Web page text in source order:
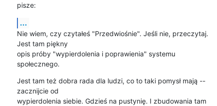
pisze:
...
Nie wiem, czy czytałeś "Przedwiośnie". Jeśli nie, przeczytaj.
Jest tam piękny
opis próby "wypierdolenia i poprawienia" systemu
społecznego.
Jest tam też dobra rada dla ludzi, co to taki pomysł mają --
zacznijcie od
wypierdolenia siebie. Gdzieś na pustynię. I zbudowania tam